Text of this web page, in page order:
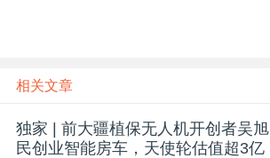
相关文章
独家 | 前大疆植保无人机开创者吴旭
民创业智能房车，天使轮估值超3亿